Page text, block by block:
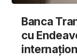
Banca
cu